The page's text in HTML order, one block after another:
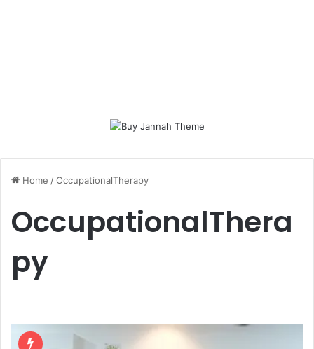
Home /OccupationalTherapy
OccupationalThera
py